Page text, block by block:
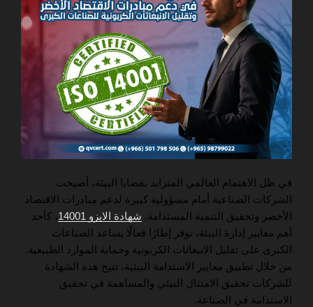
في ظل الاهتمام العالمي المتزايد بقضايا البيئة، أصبحت
الشركات الصناعية أمام مسؤولية كبيرة لدعم مبادرات الاقتصاد
الأخضر وتحقيق التنمية المستدامة. شهادة الايزو 14001
، كأحد
أهم معايير إدارة البيئة، توفر إطارًا فعالًا يساعد الصناعات
الكبرى على تقليل الانبعاثات الكربونية وحماية الموارد الطبيعية.
من خلال تطبيق معايير الاستدامة البيئية، تتيح هذه الشهادة
للشركات تحقيق الامتثال البيئي والمساهمة في تحقيق
الاستدامة في الصناعة.